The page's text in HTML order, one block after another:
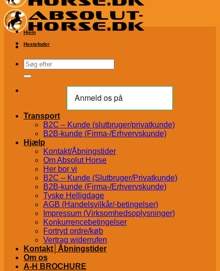
Søg
efter:
Transport
B2C – Kunde (slutbruger/privatkunde)
B2B-kunde (Firma-/Erhvervskunde)
Hjælp
Kontakt/Åbningstider
Om Absolut Horse
Her bor vi
B2C – Kunde (Slutbruger/Privatkunde)
B2B-kunde (Firma-/Erhvervskunde)
Tyske Helligdage
AGB (Handelsvilkår/-betingelser)
Impressum (Virksomhedsoplysninger)
Konkurrencebetingelser
Fortryd ordre/køb
Vertrag widerrufen
Kontakt│Åbningstider
Om os
A-H BROCHURE
Hjem
Hestefoder